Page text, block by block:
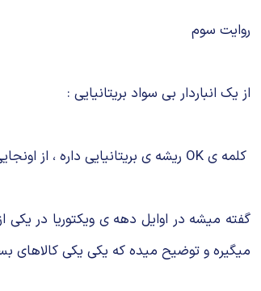
روایت سوم
از یک انباردار بی سواد بریتانیایی :
کلمه ی OK ریشه ی بریتانیایی داره ، از اونجایی که دلیل علمی ( ادبیاتی ) برای پاسخ به این سوال که OK مخفف چیست ؟ وجود نداره به تاریخ رجوع میشه ؛
گفته میشه در اوایل دهه ی ویکتوریا در یکی از
میگیره و توضیح میده که یکی یکی کالاهای